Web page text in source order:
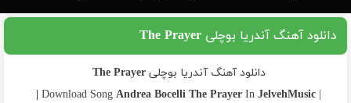
دانلود آهنگ آندریا بوچلی The Prayer
دانلود آهنگ آندریا بوچلی The Prayer
| Download Song
Andrea Bocelli The Prayer InJelvehMusic |